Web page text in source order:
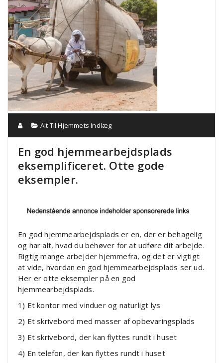
Alt Til Hjemmets Indlæg
En god hjemmearbejdsplads
eksemplificeret. Otte gode
eksempler.
En god hjemmearbejdsplads er en, der er behagelig
og har alt, hvad du behøver for at udføre dit arbejde.
Rigtig mange arbejder hjemmefra, og det er vigtigt
at vide, hvordan en god hjemmearbejdsplads ser ud.
Her er otte eksempler på en god
hjemmearbejdsplads.
1) Et kontor med vinduer og naturligt lys
2) Et skrivebord med masser af opbevaringsplads
3) Et skrivebord, der kan flyttes rundt i huset
4) En telefon, der kan flyttes rundt i huset